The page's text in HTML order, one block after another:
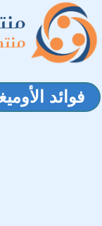
فوائد الأوميغا 3 للأطفال مرضى